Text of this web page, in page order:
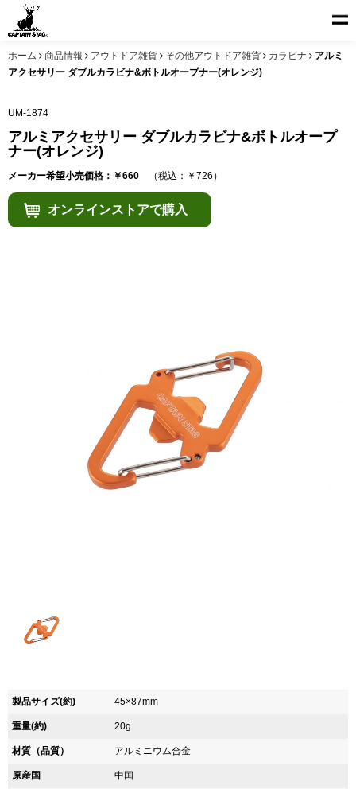
ホーム 商品情報 アウトドア雑貨 その他アウトドア雑貨 カラビナ
アルミ
アクセサリー ダブルカラビナ&ボトルオープナー(オレンジ)
UM-1874
アルミアクセサリー ダブルカラビナ&ボトルオープ
ナー(オレンジ)
メーカー希望小売価格：￥660 （税込：￥726）
オンラインストアで購入
製品サイズ(約) 45×87mm
重量(約) 20g
材質（品質） アルミニウム合金
原産国 中国